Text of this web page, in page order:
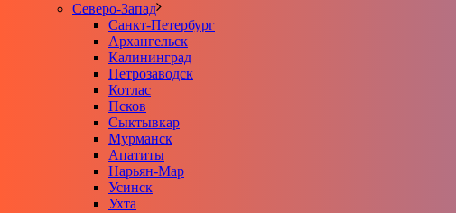
Северо-Запад
Санкт-Петербург
Архангельск
Калининград
Петрозаводск
Котлас
Псков
Сыктывкар
Мурманск
Апатиты
Нарьян-Мар
Усинск
Ухта